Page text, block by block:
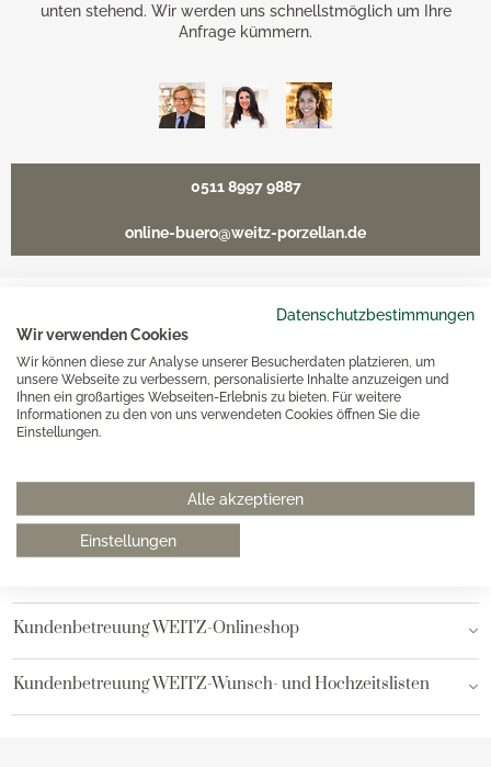
Datenschutzbestimmungen
Wir verwenden Cookies
Wir können diese zur Analyse unserer Besucherdaten platzieren, um
unsere Webseite zu verbessern, personalisierte Inhalte anzuzeigen und
Ihnen ein großartiges Webseiten-Erlebnis zu bieten. Für weitere
Informationen zu den von uns verwendeten Cookies öffnen Sie die
Einstellungen.
Alle akzeptieren
Einstellungen
unten stehend. Wir werden uns schnellstmöglich um Ihre
Anfrage kümmern.
0511 8997 9887
online-buero@weitz-porzellan.de
Unsere Häuser
Hannover
Hamburg AEZ
Kundenbetreuung WEITZ-Onlineshop
Kundenbetreuung WEITZ-Wunsch- und Hochzeitslisten